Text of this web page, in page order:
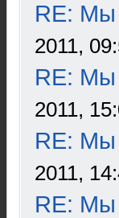
RE: Мы
2011,
RE: Мы
2011,
RE: Мы
2011,
RE: Мы